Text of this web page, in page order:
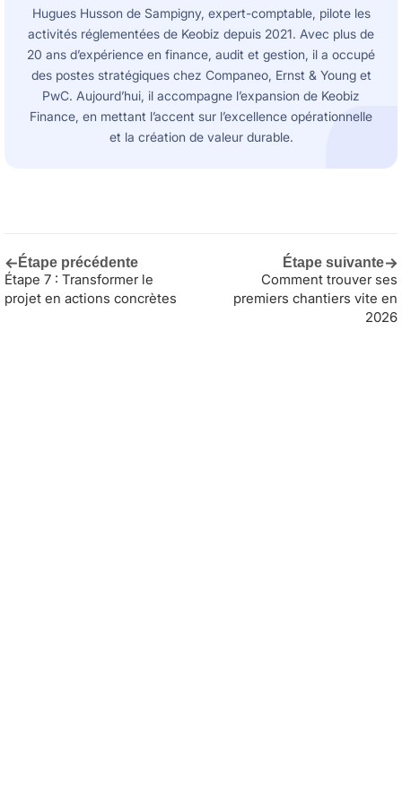
Hugues Husson de Sampigny, expert-comptable, pilote les
activités réglementées de Keobiz depuis 2021. Avec plus de
20 ans d’expérience en finance, audit et gestion, il a occupé
des postes stratégiques chez Companeo, Ernst & Young et
PwC. Aujourd’hui, il accompagne l’expansion de Keobiz
Finance, en mettant l’accent sur l’excellence opérationnelle
et la création de valeur durable.
← Étape précédente
Étape 7 : Transformer le
projet en actions concrètes
Étape suivante→
Comment trouver ses
premiers chantiers vite en
2026